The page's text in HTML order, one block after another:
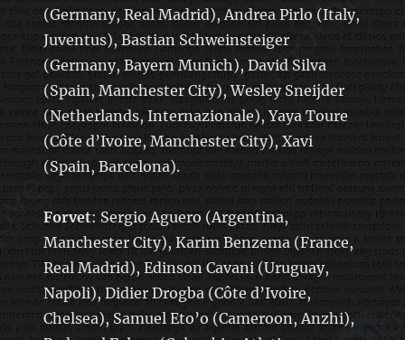
(Germany, Real Madrid), Andrea Pirlo (Italy,
Juventus), Bastian Schweinsteiger
(Germany, Bayern Munich), David Silva
(Spain, Manchester City), Wesley Sneijder
(Netherlands, Internazionale), Yaya Toure
(Côte d’Ivoire, Manchester City), Xavi
(Spain, Barcelona).
Forvet: Sergio Aguero (Argentina,
Manchester City), Karim Benzema (France,
Real Madrid), Edinson Cavani (Uruguay,
Napoli), Didier Drogba (Côte d’Ivoire,
Chelsea), Samuel Eto’o (Cameroon, Anzhi),